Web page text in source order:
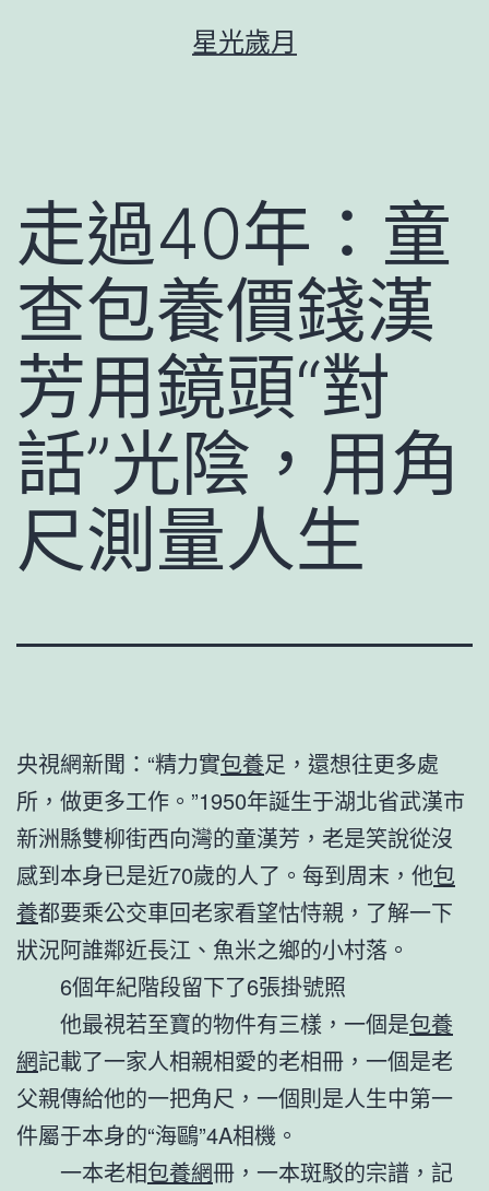
星光歲月
走過40年：童
查包養價錢漢
芳用鏡頭“對
話”光陰，用角
尺測量人生
央視網新聞：“精力實包養足，還想往更多處
所，做更多工作。”1950年誕生于湖北省武漢市
新洲縣雙柳街西向灣的童漢芳，老是笑說從沒
感到本身已是近70歲的人了。每到周末，他包
養都要乘公交車回老家看望怙恃親，了解一下
狀況阿誰鄰近長江、魚米之鄉的小村落。
6個年紀階段留下了6張掛號照
他最視若至寶的物件有三樣，一個是包養
網記載了一家人相親相愛的老相冊，一個是老
父親傳給他的一把角尺，一個則是人生中第一
件屬于本身的“海鷗”4A相機。
一本老相包養網冊，一本斑駁的宗譜，記